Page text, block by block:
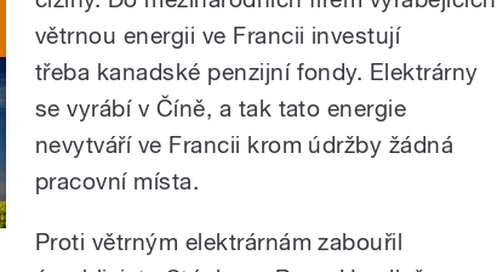
větrnou energii ve Francii investují
třeba kanadské penzijní fondy. Elektrárny
se vyrábí v Číně, a tak tato energie
nevytváří ve Francii krom údržby žádná
pracovní místa.
Proti větrným elektrárnám zabouřil